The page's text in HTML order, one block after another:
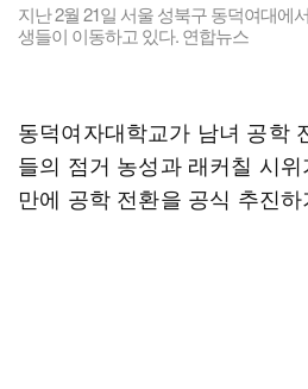
지난 2월 21일 서울 성북구 동덕여대에
생들이 이동하고 있다. 연합뉴스
동덕여자대학교가 남녀 공학
들의 점거 농성과 래커칠 시
만에 공학 전환을 공식 추진